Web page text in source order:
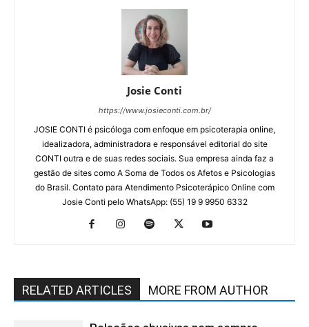
Josie Conti
https://www.josieconti.com.br/
JOSIE CONTI é psicóloga com enfoque em psicoterapia online,
idealizadora, administradora e responsável editorial do site
CONTI outra e de suas redes sociais. Sua empresa ainda faz a
gestão de sites como A Soma de Todos os Afetos e Psicologias
do Brasil. Contato para Atendimento Psicoterápico Online com
Josie Conti pelo WhatsApp: (55) 19 9 9950 6332
RELATED ARTICLES MORE FROM AUTHOR